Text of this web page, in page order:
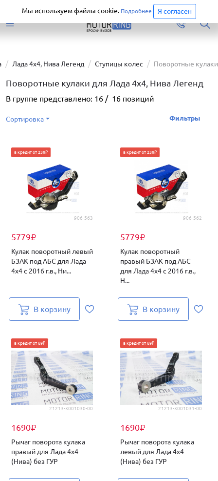
Перейти
Лада 4х4, Нива Легенд Ступицы колес Поворотные кулаки
Поворотные кулаки для Лада 4х4, Нива Легенд
В группе представлено: 16 / 16 позиций
Сортировка Фильтры
906-563
5779₽
в кредит от 238₽
Кулак поворотный левый
БЗАК под АБС для Лада
4х4 с 2016 г.в., Ни...
В корзину
906-562
5779₽
в кредит от 238₽
Кулак поворотный
правый БЗАК под АБС
для Лада 4х4 с 2016 г.в.,
Н...
В корзину
21213-3001030-00
1690₽
в кредит от 69₽
Рычаг поворота кулака
правый для Лада 4х4
(Нива) без ГУР
21213-3001031-00
1690₽
в кредит от 69₽
Рычаг поворота кулака
левый для Лада 4х4
(Нива) без ГУР
Мы используем файлы cookie. Подробнее Я согласен